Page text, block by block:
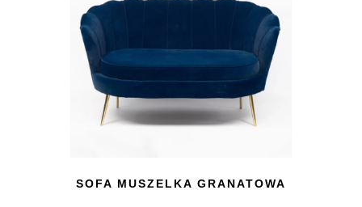
SOFA MUSZELKA GRANATOWA